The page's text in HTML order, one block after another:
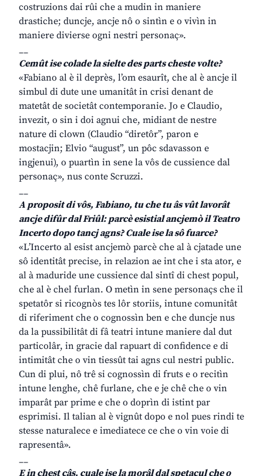
costruzions dai rûi che a mudin in maniere
drastiche; duncje, ancje nô o sintìn e o vivìn in
maniere divierse ogni nestri personaç».
__
Cemût ise colade la sielte des parts cheste volte?
«Fabiano al è il deprès, l’om esaurît, che al è ancje il
simbul di dute une umanitât in crisi denant de
matetât de societât contemporanie. Jo e Claudio,
invezit, o sin i doi agnui che, midiant de nestre
nature di clown (Claudio “diretôr”, paron e
mostacjin; Elvio “august”, un pôc sdavasson e
ingjenui), o puartìn in sene la vôs de cussience dal
personaç», nus conte Scruzzi.
__
A proposit di vôs, Fabiano, tu che tu âs vût lavorât
ancje difûr dal Friûl: parcè esistial ancjemò il Teatro
Incerto dopo tancj agns? Cuale ise la sô fuarce?
«L’Incerto al esist ancjemò parcè che al à cjatade une
sô identitât precise, in relazion ae int che i sta ator, e
al à maduride une cussience dal sintî di chest popul,
che al è chel furlan. O metìn in sene personaçs che il
spetatôr si ricognòs tes lôr storiis, intune comunitât
di riferiment che o cognossìn ben e che duncje nus
da la pussibilitât di fâ teatri intune maniere dal dut
particolâr, in gracie dal rapuart di confidence e di
intimitât che o vin tiessût tai agns cul nestri public.
Cun di plui, nô trê si cognossìn di fruts e o recitìn
intune lenghe, chê furlane, che e je chê che o vin
imparât par prime e che o doprìn di istint par
esprimisi. Il talian al è vignût dopo e nol pues rindi te
stesse naturalece e imediatece ce che o vin voie di
rapresentâ».
__
E in chest câs, cuale ise la morâl dal spetacul che o